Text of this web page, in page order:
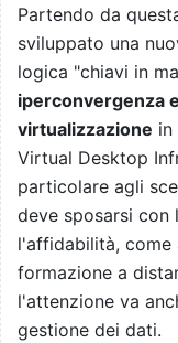
Partendo da
sviluppato una
logica "chiavi in
iperconvergenza
virtualizzazione in
Virtual Desktop
particolare agli
deve sposarsi con
l'affidabilità, come
formazione a
l'attenzione va
gestione dei dati.